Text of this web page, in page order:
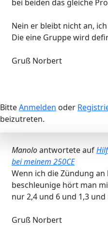
bei beiden das gleiche
Nein er bleibt nicht an,
Die eine Gruppe wird
Gruß Norbert
BitteAnmelden oder
beizutreten.
Manoloantwortete auf
bei meinem 250CE
Wenn ich die Zündung an
beschleunige hört man
nur 2,4 und 6 und 1,3 und
Gruß Norbert